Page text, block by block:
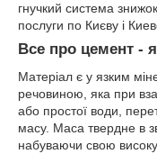
гнучкий система
послуги по Києву і
Все про цемент -
Матеріал є у язким
речовиною, яка при
або простої води,
масу. Маса твердне в
набуваючи свою високу